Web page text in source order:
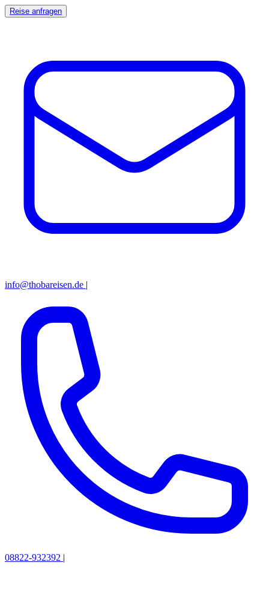
Reise anfragen
info@thobareisen.de |
08822-932392 |